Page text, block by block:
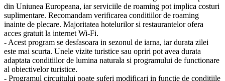
din Uniunea Europeana, iar serviciile de roaming pot implica costuri
suplimentare. Recomandam verificarea conditiilor de roaming
inainte de plecare. Majoritatea hotelurilor si restaurantelor ofera
acces gratuit la internet Wi-Fi.
- Acest program se desfasoara in sezonul de iarna, iar durata zilei
este mai scurta. Unele vizite turistice sau opriri pot avea durata
adaptata conditiilor de lumina naturala si programului de functionare
al obiectivelor turistice.
- Programul circuitului poate suferi modificari in functie de conditiile